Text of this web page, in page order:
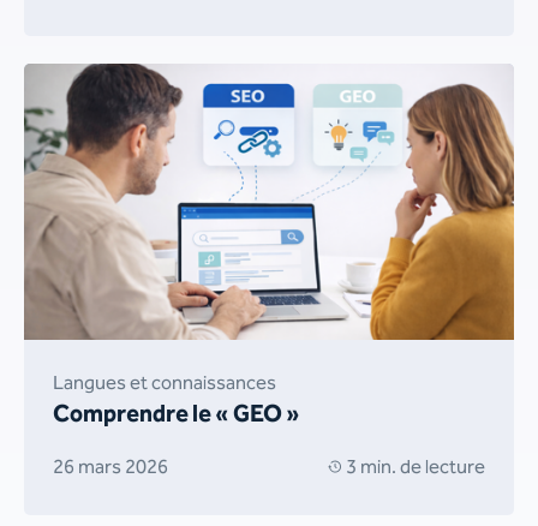
Comprendre le « GEO »
Langues et connaissances
26 mars 2026 3 min. de lecture